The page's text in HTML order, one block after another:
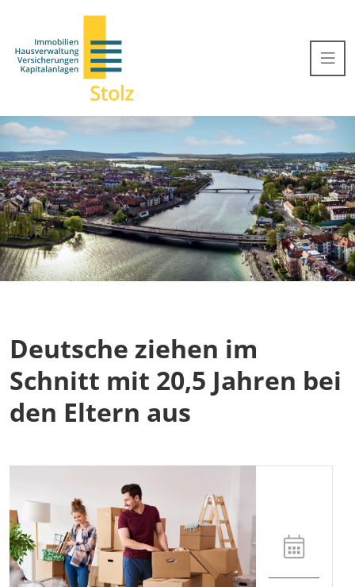
Deutsche ziehen im
Schnitt mit 20,5 Jahren bei
den Eltern aus